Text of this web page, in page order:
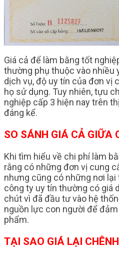
Giá cả để làm bằng tốt
thường phụ thuộc vào nhiều
dịch vụ, độ uy tín của đơn vị
họ sử dụng. Tuy nhiên, tựu
nghiệp cấp 3 hiện nay trên
đáng kể.
SO SÁNH GIÁ CẢ GIỮA
Khi tìm hiểu về chi phí làm
rằng có những đơn vị cung
nhưng cũng có những nơi lại
công ty uy tín thường có giá
chút vì đã đầu tư vào hệ
nguồn lực con người để
phẩm.
TẠI SAO GIÁ LẠI